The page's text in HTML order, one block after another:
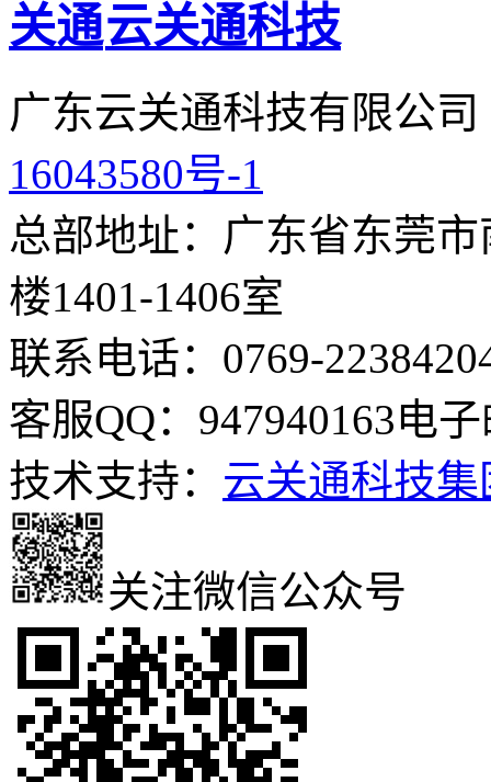
云关通科技
广东云关通科技有限公
16043580号-1
总部地址：广东省东莞
楼1401-1406室
联系电话：0769-
客服QQ：947940163电子
技术支持： 云关通科技集
关注微信公众号